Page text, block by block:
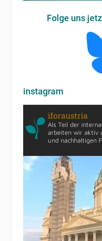
Folge uns
instagram
iforaustria
Als Teil der
arbeiten wir aktiv
und nachhaltigen